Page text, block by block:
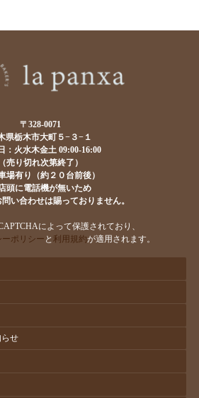
〒328-0071
県栃木市大町５−３−１
：火水木金土 09:00-16:00
（売り切れ次第終了）
場有り（約２０台前後）
頭に電話機が無いため
い合わせは賜っておりません。
によって保護されており、
ポリシー と 利用規約が適用されます。
らせ